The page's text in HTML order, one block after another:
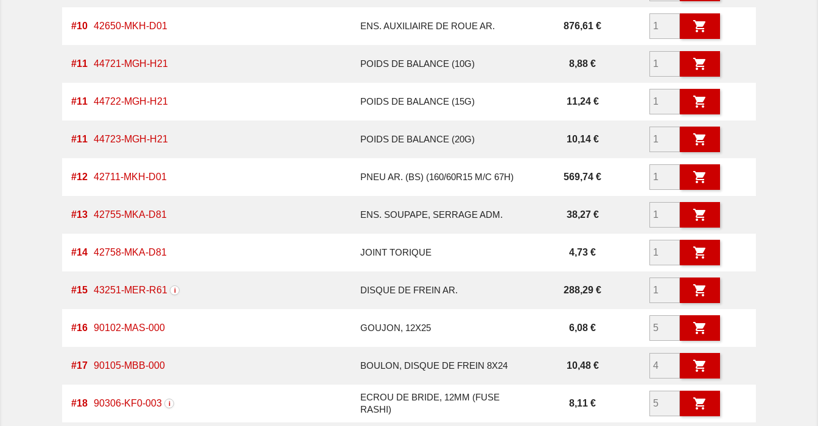
#10 42650-MKH-D01 ENS. AUXILIAIRE DE ROUE AR. Prix
876,61 € 
#11 44721-MGH-H21 POIDS DE BALANCE (10G) Prix
8,88 € 
#11 44722-MGH-H21 POIDS DE BALANCE (15G) Prix
11,24 € 
#11 44723-MGH-H21 POIDS DE BALANCE (20G) Prix
10,14 € 
#12 42711-MKH-D01 PNEU AR. (BS) (160/60R15 M/C 67H) Prix
569,74 € 
#13 42755-MKA-D81 ENS. SOUPAPE, SERRAGE ADM. Prix
38,27 € 
#14 42758-MKA-D81 JOINT TORIQUE Prix
4,73 € 
#15 43251-MER-R61 i DISQUE DE FREIN AR. Prix
288,29 € 
#16 90102-MAS-000 GOUJON, 12X25 Prix
6,08 € 
#17 90105-MBB-000 BOULON, DISQUE DE FREIN 8X24 Prix
10,48 € 
#18 90306-KF0-003 i
ECROU DE BRIDE, 12MM (FUSE
RASHI)
Prix
8,11 € 